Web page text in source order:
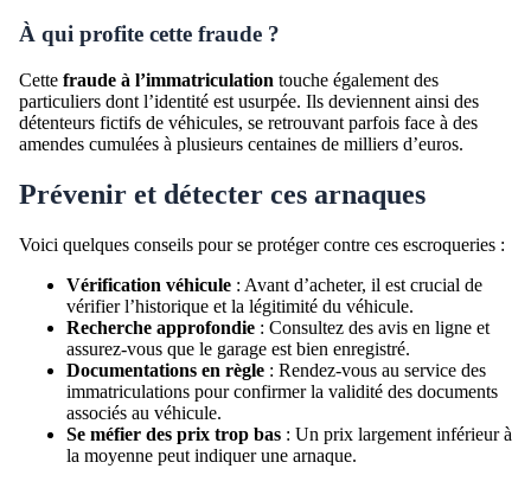
À qui profite cette fraude ?
Cette fraude à l’immatriculation touche également des
particuliers dont l’identité est usurpée. Ils deviennent ainsi des
détenteurs fictifs de véhicules, se retrouvant parfois face à des
amendes cumulées à plusieurs centaines de milliers d’euros.
Prévenir et détecter ces arnaques
Voici quelques conseils pour se protéger contre ces escroqueries :
Vérification véhicule : Avant d’acheter, il est crucial de
vérifier l’historique et la légitimité du véhicule.
Recherche approfondie : Consultez des avis en ligne et
assurez-vous que le garage est bien enregistré.
Documentations en règle : Rendez-vous au service des
immatriculations pour confirmer la validité des documents
associés au véhicule.
Se méfier des prix trop bas : Un prix largement inférieur à
la moyenne peut indiquer une arnaque.